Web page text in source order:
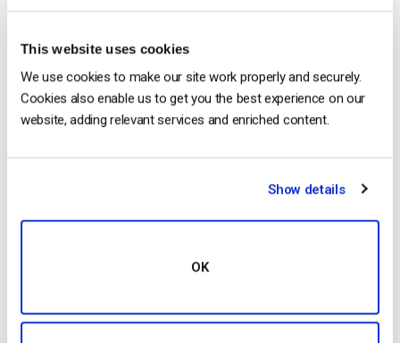
This website uses cookies
We use cookies to make our site work properly and securely.
Cookies also enable us to get you the best experience on our
website, adding relevant services and enriched content.
Show details
OK
a strong marketing and sales background
environments.
Free 14-Day Trial
Get Started!
Start streaming immediately